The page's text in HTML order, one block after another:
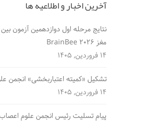
آخرین اخبار و اطلاعیه ها
نتایج مرحله اول دوازدهمین آزمون
مغز BrainBee 2026
14 فروردین, 1405
تشکیل «کمیته اعتباربخشی» انجمن
14 فروردین, 1405
پیام تسلیت رئیس انجمن علوم